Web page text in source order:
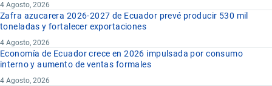
4 Agosto, 2026
Zafra azucarera 2026-2027 de Ecuador prevé producir 530 mil
toneladas y fortalecer exportaciones
4 Agosto, 2026
Economía de Ecuador crece en 2026 impulsada por consumo
interno y aumento de ventas formales
4 Agosto, 2026